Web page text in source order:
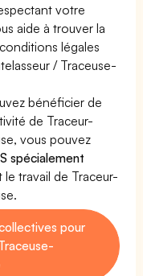
votre
aide à trouver la
légales
/ Traceuse-
bénéficier de
de Traceur-
vous pouvez
spécialement
le travail de Traceur-
pour